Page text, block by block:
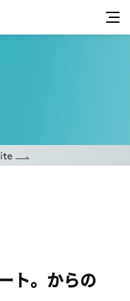
ト。からの